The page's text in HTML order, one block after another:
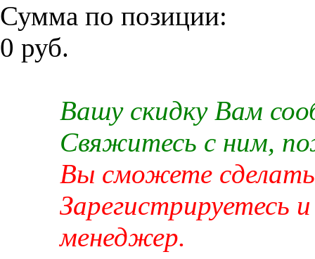
Сумма по позиции:
0 руб.
Вашу скидку Вам
Свяжитесь с ним,
Вы сможете сделать
Зарегистрируетесь
менеджер.